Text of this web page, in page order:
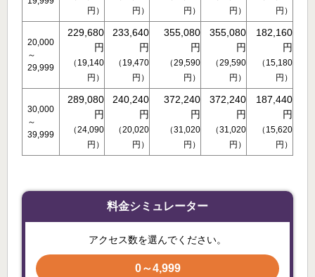
円）
円）
円）
円）
円）
20,000
～
29,999
229,680
円
（19,140
円）
233,640
円
（19,470
円）
355,080
円
（29,590
円）
355,080
円
（29,590
円）
182,160
円
（15,180
円）
30,000
～
39,999
289,080
円
（24,090
円）
240,240
円
（20,020
円）
372,240
円
（31,020
円）
372,240
円
（31,020
円）
187,440
円
（15,620
円）
料金シミュレーター
アクセス数を選んでください。
0～4,999